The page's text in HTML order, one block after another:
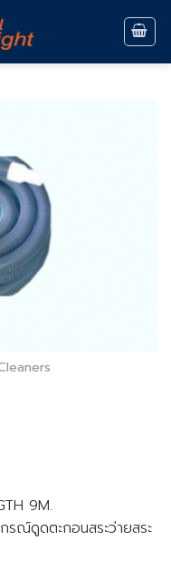
9M.
ณ์ดูดตะกอนสระว่ายสระ